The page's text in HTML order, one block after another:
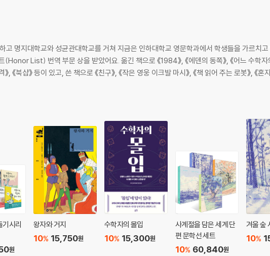
고 명지대학교와 성균관대학교를 거쳐 지금은 인하대학교 영문학과에서 학생들을 가르치
List) 번역 부문 상을 받았어요. 옮긴 책으로 《1984》, 《에덴의 동쪽》, 《어느 수학자
, 《북샵》 등이 있고, 쓴 책으로 《친구》, 《작은 영웅 이크발 마시》, 《책 읽어 주는 로봇》, 《혼
기시리
원
왕자와 거지
15,750원
10%
수학자의 몰입
15,300원
10%
사계절을 담은 세계 단
편 문학선 세트
60,840원
10%
겨울 숲
10%